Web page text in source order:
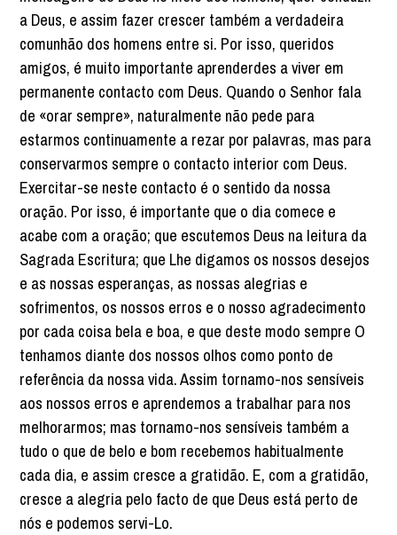
a Deus, e assim fazer crescer também a verdadeira
comunhão dos homens entre si. Por isso, queridos
amigos, é muito importante aprenderdes a viver em
permanente contacto com Deus. Quando o Senhor fala
de «orar sempre», naturalmente não pede para
estarmos continuamente a rezar por palavras, mas para
conservarmos sempre o contacto interior com Deus.
Exercitar-se neste contacto é o sentido da nossa
oração. Por isso, é importante que o dia comece e
acabe com a oração; que escutemos Deus na leitura da
Sagrada Escritura; que Lhe digamos os nossos desejos
e as nossas esperanças, as nossas alegrias e
sofrimentos, os nossos erros e o nosso agradecimento
por cada coisa bela e boa, e que deste modo sempre O
tenhamos diante dos nossos olhos como ponto de
referência da nossa vida. Assim tornamo-nos sensíveis
aos nossos erros e aprendemos a trabalhar para nos
melhorarmos; mas tornamo-nos sensíveis também a
tudo o que de belo e bom recebemos habitualmente
cada dia, e assim cresce a gratidão. E, com a gratidão,
cresce a alegria pelo facto de que Deus está perto de
nós e podemos servi-Lo.